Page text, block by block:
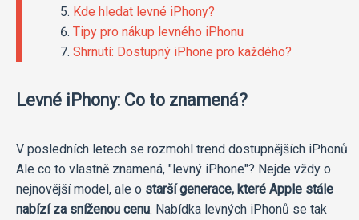
Kde hledat levné iPhony?
Tipy pro nákup levného iPhonu
Shrnutí: Dostupný iPhone pro každého?
Levné iPhony: Co to znamená?
V posledních letech se rozmohl trend dostupnějších iPhonů.
Ale co to vlastně znamená, "levný iPhone"? Nejde vždy o
nejnovější model, ale o starší generace, které Apple stále
nabízí za sníženou cenu. Nabídka levných iPhonů se tak